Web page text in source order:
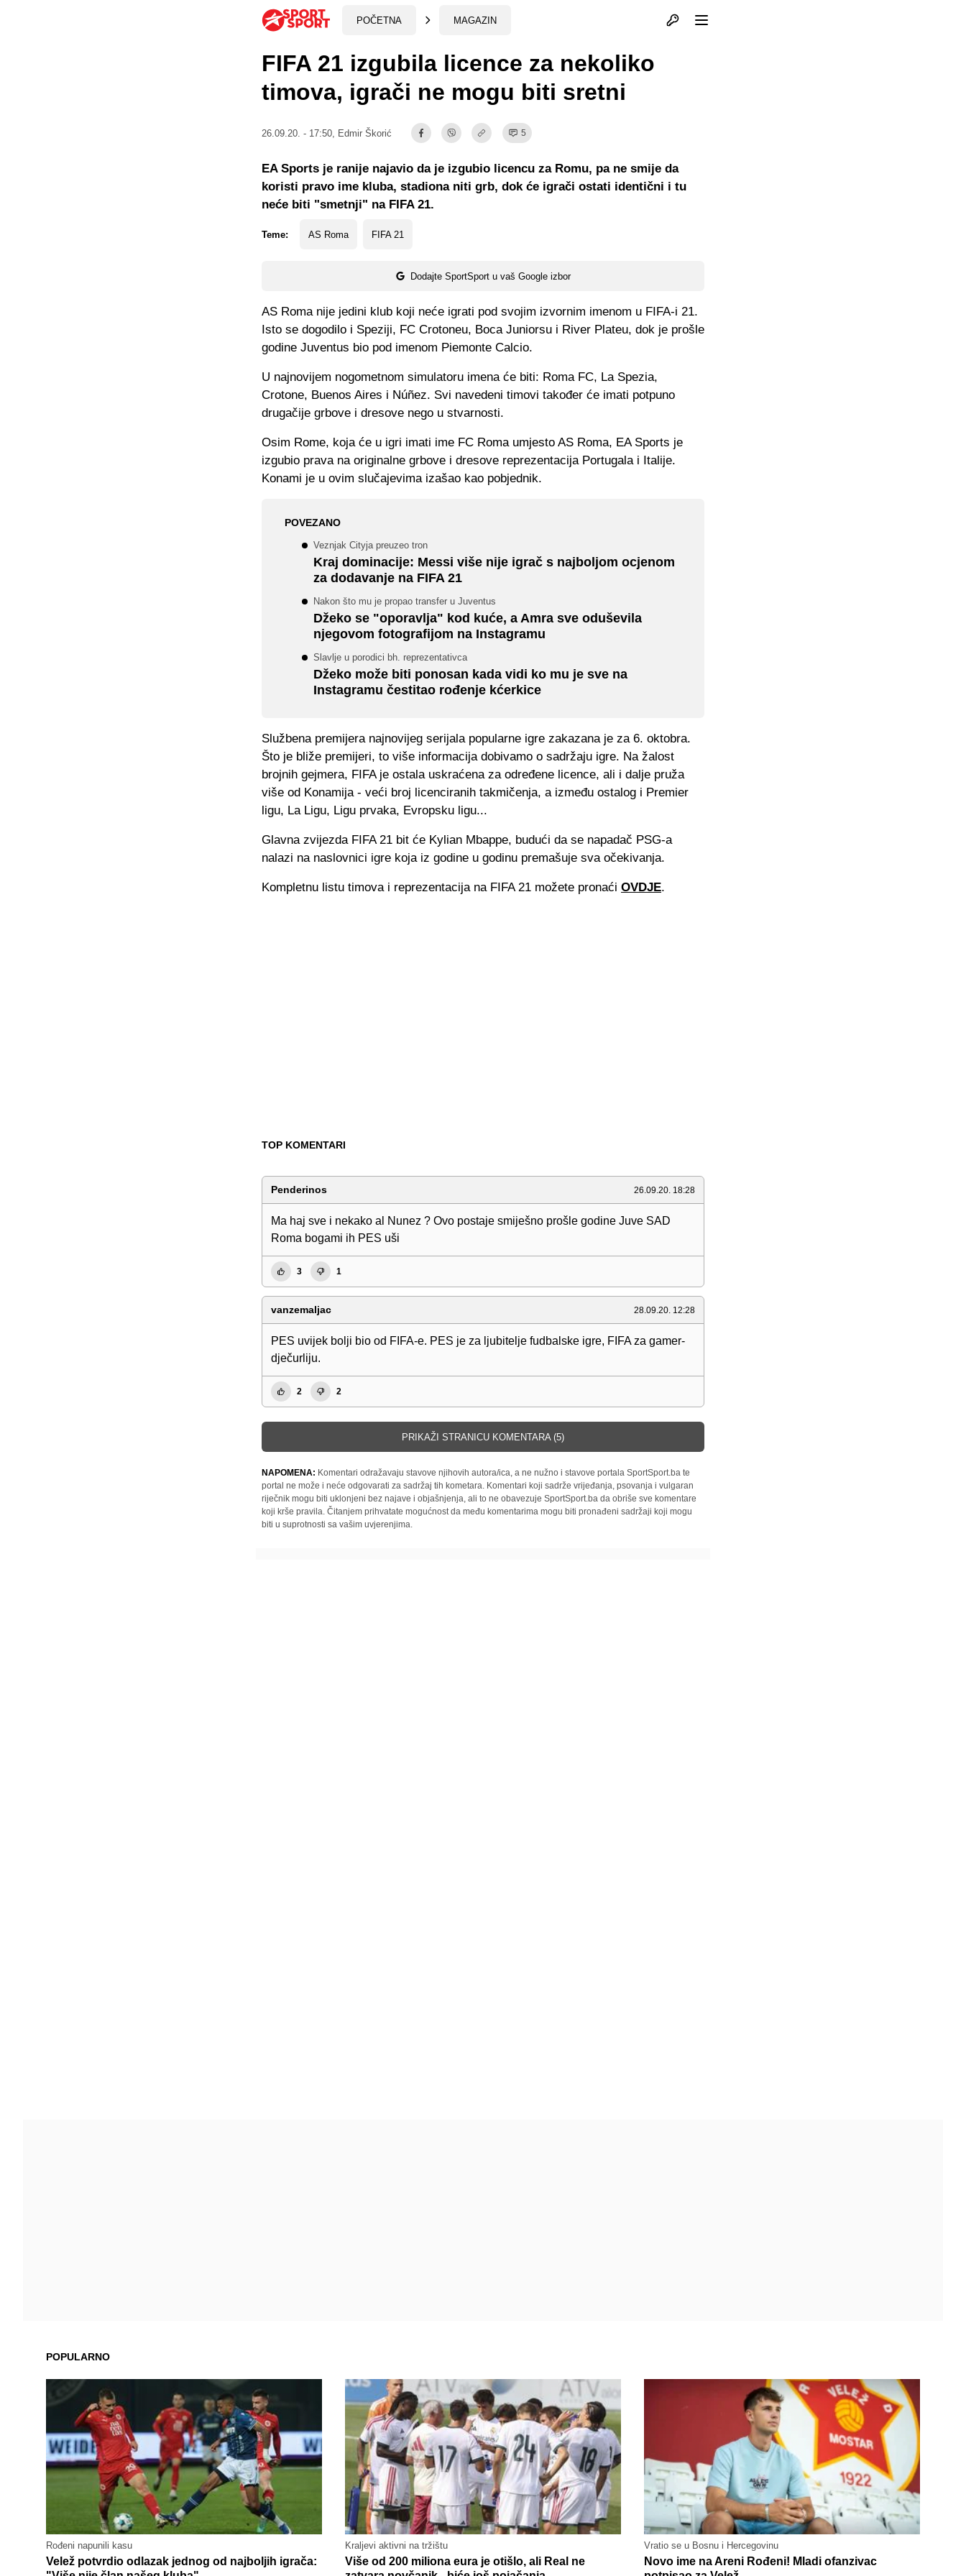
POČETNA MAGAZIN Otvori profil
FIFA 21 izgubila licence za nekoliko
timova, igrači ne mogu biti sretni
26.09.20. - 17:50, Edmir Škorić 5
Teme: AS Roma FIFA 21
Dodajte SportSport u vaš Google izbor
EA Sports je ranije najavio da je izgubio licencu za Romu, pa ne smije da
koristi pravo ime kluba, stadiona niti grb, dok će igrači ostati identični i tu
neće biti "smetnji" na FIFA 21.
AS Roma nije jedini klub koji neće igrati pod svojim izvornim imenom u FIFA-i 21.
Isto se dogodilo i Speziji, FC Crotoneu, Boca Juniorsu i River Plateu, dok je prošle
godine Juventus bio pod imenom Piemonte Calcio.
U najnovijem nogometnom simulatoru imena će biti: Roma FC, La Spezia,
Crotone, Buenos Aires i Núñez. Svi navedeni timovi također će imati potpuno
drugačije grbove i dresove nego u stvarnosti.
Osim Rome, koja će u igri imati ime FC Roma umjesto AS Roma, EA Sports je
izgubio prava na originalne grbove i dresove reprezentacija Portugala i Italije.
Konami je u ovim slučajevima izašao kao pobjednik.
POVEZANO
Veznjak Cityja preuzeo tron
Kraj dominacije: Messi više nije igrač s najboljom ocjenom
za dodavanje na FIFA 21
Nakon što mu je propao transfer u Juventus
Džeko se "oporavlja" kod kuće, a Amra sve oduševila
njegovom fotografijom na Instagramu
Slavlje u porodici bh. reprezentativca
Džeko može biti ponosan kada vidi ko mu je sve na
Instagramu čestitao rođenje kćerkice
Službena premijera najnovijeg serijala popularne igre zakazana je za 6. oktobra.
Što je bliže premijeri, to više informacija dobivamo o sadržaju igre. Na žalost
brojnih gejmera, FIFA je ostala uskraćena za određene licence, ali i dalje pruža
više od Konamija - veći broj licenciranih takmičenja, a između ostalog i Premier
ligu, La Ligu, Ligu prvaka, Evropsku ligu...
Glavna zvijezda FIFA 21 bit će Kylian Mbappe, budući da se napadač PSG-a
nalazi na naslovnici igre koja iz godine u godinu premašuje sva očekivanja.
Kompletnu listu timova i reprezentacija na FIFA 21 možete pronaći OVDJE.
TOP KOMENTARI
Penderinos 26.09.20. 18:28
Ma haj sve i nekako al Nunez ? Ovo postaje smiješno prošle godine Juve SAD
Roma bogami ih PES uši
3 1
vanzemaljac 28.09.20. 12:28
PES uvijek bolji bio od FIFA-e. PES je za ljubitelje fudbalske igre, FIFA za gamer-
dječurliju.
2 2
PRIKAŽI STRANICU KOMENTARA (5)
NAPOMENA: Komentari odražavaju stavove njihovih autora/ica, a ne nužno i stavove portala SportSport.ba te
portal ne može i neće odgovarati za sadržaj tih kometara. Komentari koji sadrže vrijeđanja, psovanja i vulgaran
riječnik mogu biti uklonjeni bez najave i objašnjenja, ali to ne obavezuje SportSport.ba da obriše sve komentare
koji krše pravila. Čitanjem prihvatate mogućnost da među komentarima mogu biti pronađeni sadržaji koji mogu
biti u suprotnosti sa vašim uvjerenjima.
POPULARNO
Rođeni napunili kasu
Velež potvrdio odlazak jednog od najboljih igrača:
Kraljevi aktivni na tržištu
Više od 200 miliona eura je otišlo, ali Real ne
Vratio se u Bosnu i Hercegovinu
Novo ime na Areni Rođeni! Mladi ofanzivac